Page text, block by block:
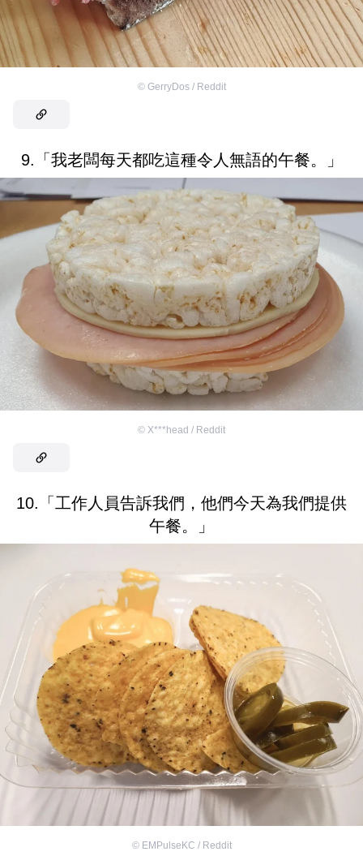
© GerryDos / Reddit
9.「我老闆每天都吃這種令人無語的午餐。」
© X***head / Reddit
10.「工作人員告訴我們，他們今天為我們提供
午餐。」
© EMPulseKC / Reddit